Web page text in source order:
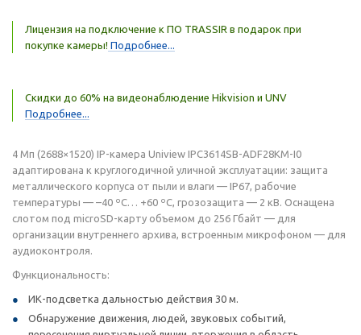
Лицензия на подключение к ПО TRASSIR в подарок при
покупке камеры! Подробнее...
Скидки до 60% на видеонаблюдение Hikvision и UNV
Подробнее...
4 Мп (2688×1520) IP-камера Uniview IPC3614SB-ADF28KM-I0
адаптирована к круглогодичной уличной эксплуатации: защита
металлического корпуса от пыли и влаги — IP67, рабочие
температуры — –40 ºС… +60 ºС, грозозащита — 2 кВ. Оснащена
слотом под microSD-карту объемом до 256 Гбайт — для
организации внутреннего архива, встроенным микрофоном — для
аудиоконтроля.
Функциональность:
ИК-подсветка дальностью действия 30 м.
Обнаружение движения, людей, звуковых событий,